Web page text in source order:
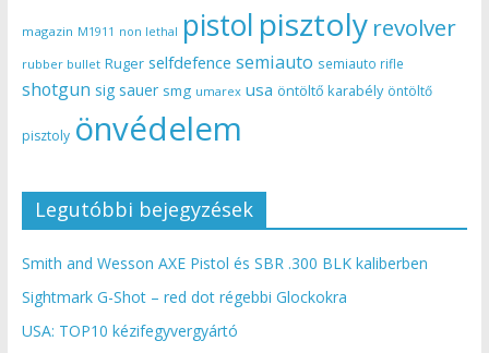
magazin M1911 non lethal pistol pisztoly revolver
rubber bullet Ruger selfdefence semiauto semiauto rifle
shotgun sig sauer smg umarex usa öntöltő karabély öntöltő
pisztoly önvédelem
Legutóbbi bejegyzések
Smith and Wesson AXE Pistol és SBR .300 BLK kaliberben
Sightmark G-Shot – red dot régebbi Glockokra
USA: TOP10 kézifegyvergyártó